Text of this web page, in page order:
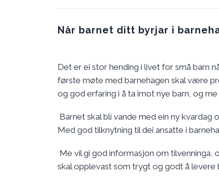
Når barnet ditt byrjar i
Det er ei stor hending i livet for små barn
første møte med barnehagen skal være
og god erfaring i å ta imot nye barn, og
Barnet skal bli vande med ein ny kvardag
Med god tilknytning til dei ansatte i
Me vil gi god informasjon om
skal opplevast som trygt og godt å levere